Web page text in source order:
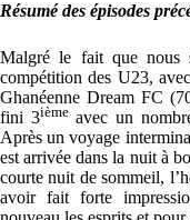
Résumé des épisodes
Malgré le fait que nous
compétition des U23,
Ghanéenne Dream FC
fini 3ièmeavec un
Après un voyage
est arrivée dans la nuit à
courte nuit de sommeil,
avoir fait forte